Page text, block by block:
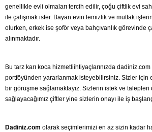
genellikle evli olmaları tercih edilir, çoğu çiftlik evi
ile çalışmak ister. Bayan evin temizlik ve mutfak
olurken, erkek ise şoför veya bahçıvanlık görevinde
alınmaktadır.
Bu tarz karı koca hizmetliihtiyaçlarınızda
portföyünden yararlanmak isteyebilirsiniz. Sizler için
bir görüşme sağlamaktayız. Sizlerin istek ve
sağlayacağımız çiftler yine sizlerin onayı ile iş
Dadiniz.com olarak seçimlerimizi en az sizin kadar